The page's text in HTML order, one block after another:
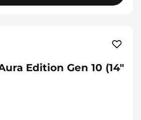
Edition Gen 10 (14"